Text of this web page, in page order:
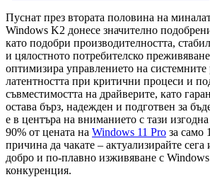
Пуснат през втората половина на
Windows K2 донесе значително
като подобри производителността,
и цялостното потребителско
оптимизира управлението на системните
латентността при критични процеси и
съвместимостта на драйверите, като
остава бърз, надежден и подготвен за
е в центъра на вниманието с тази изгодна
90% от цената на Windows 11 Pro за само
причина да чакате – актуализирайте сега
добро и по-плавно изживяване с
конкуренция.